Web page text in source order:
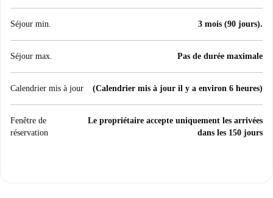
Séjour min. 3 mois (90 jours).
Séjour max. Pas de durée maximale
Calendrier mis à jour (Calendrier mis à jour il y a environ 6 heures)
Fenêtre de
réservation
Le propriétaire accepte uniquement les arrivées
dans les 150 jours